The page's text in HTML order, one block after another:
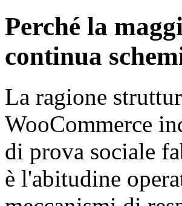
Perché la
continua
La ragione
WooCommerce
di prova sociale
è l'abitudine